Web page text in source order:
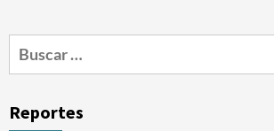
Buscar:
Reportes